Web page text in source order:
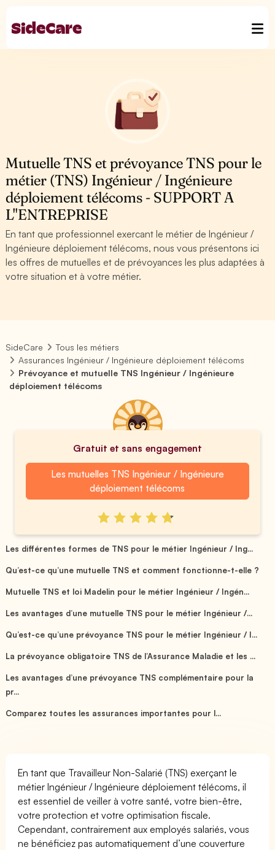
Mutuelle TNS et prévoyance TNS pour le
métier (TNS) Ingénieur / Ingénieure
déploiement télécoms - SUPPORT A
L''ENTREPRISE
En tant que professionnel exercant le métier de Ingénieur /
Ingénieure déploiement télécoms, nous vous présentons ici
les offres de mutuelles et de prévoyances les plus adaptées à
votre situation et à votre métier.
SideCare
Tous les métiers
Assurances Ingénieur / Ingénieure déploiement télécoms
Prévoyance et mutuelle TNS Ingénieur / Ingénieure
déploiement télécoms
Gratuit et sans engagement
Les mutuelles TNS Ingénieur / Ingénieure
déploiement télécoms
Les différentes formes de TNS pour le métier Ingénieur / Ing...
Qu’est-ce qu’une mutuelle TNS et comment fonctionne-t-elle ?
Mutuelle TNS et loi Madelin pour le métier Ingénieur / Ingén...
Les avantages d’une mutuelle TNS pour le métier Ingénieur /...
Qu’est-ce qu’une prévoyance TNS pour le métier Ingénieur / I...
La prévoyance obligatoire TNS de l’Assurance Maladie et les ...
Les avantages d’une prévoyance TNS complémentaire pour la
pr...
Comparez toutes les assurances importantes pour l...
En tant que Travailleur Non-Salarié (TNS) exerçant le
métier Ingénieur / Ingénieure déploiement télécoms, il
est essentiel de veiller à votre santé, votre bien-être,
votre protection et votre optimisation fiscale.
Cependant, contrairement aux employés salariés, vous
ne bénéficiez pas automatiquement d’une couverture